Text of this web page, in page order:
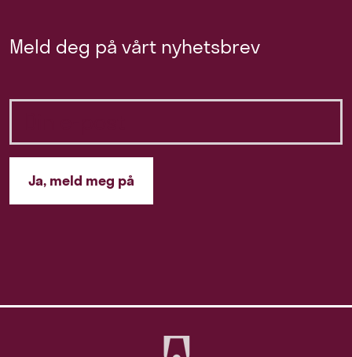
Meld deg på vårt nyhetsbrev